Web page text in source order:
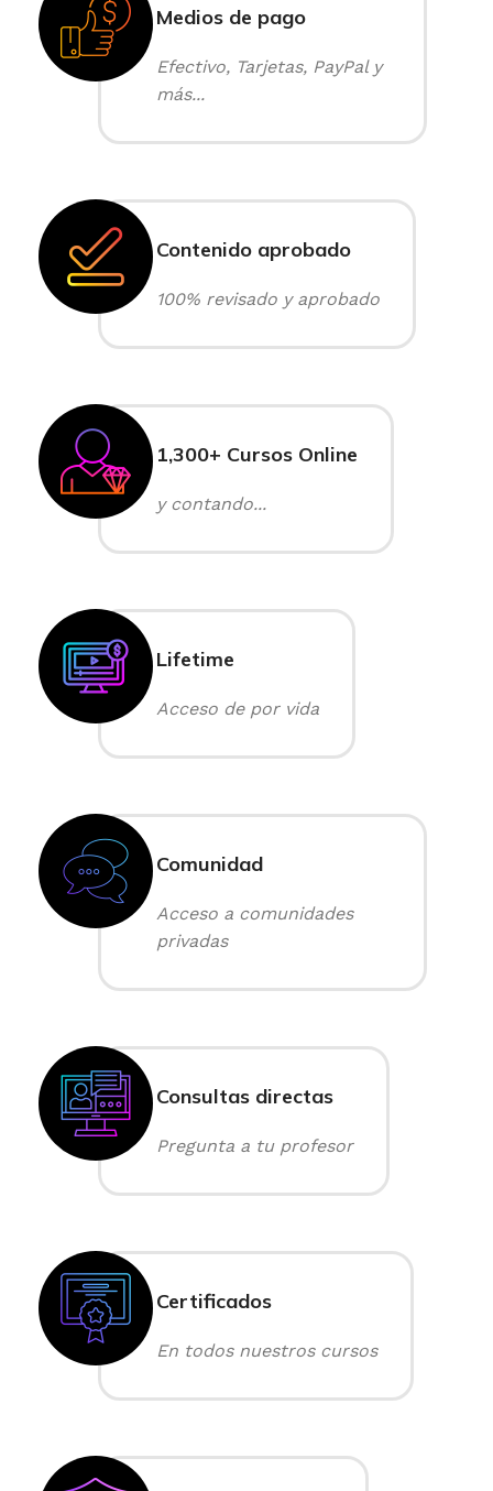
Medios de pago
Efectivo, Tarjetas, PayPal y
más...
Contenido aprobado
100% revisado y aprobado
1,300+ Cursos Online
y contando...
Lifetime
Acceso de por vida
Comunidad
Acceso a comunidades
privadas
Consultas directas
Pregunta a tu profesor
Certificados
En todos nuestros cursos